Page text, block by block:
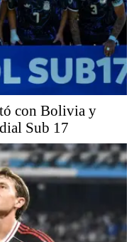
con Bolivia y
Sub 17